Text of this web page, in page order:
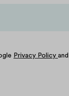
Privacy Policy and